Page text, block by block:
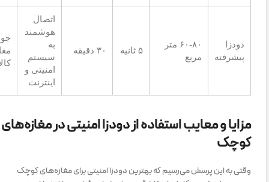
دودزا
پیشرفته
۶۰-۸۰ متر
مربع
۵ ثانیه ۳۰ دقیقه
اتصال
هوشمند
به
سیستم
امنیتی و
اینترنت
مزایا و معایب استفاده از دودزا امنیتی در مغازه‌های
کوچک
وقتی به این پرسش می‌رسیم که بهترین دودزا امنیتی برای مغازه‌های کوچک